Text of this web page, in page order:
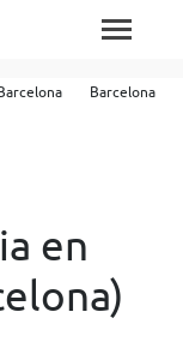
Barcelona
en